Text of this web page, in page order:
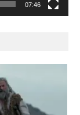
07:46